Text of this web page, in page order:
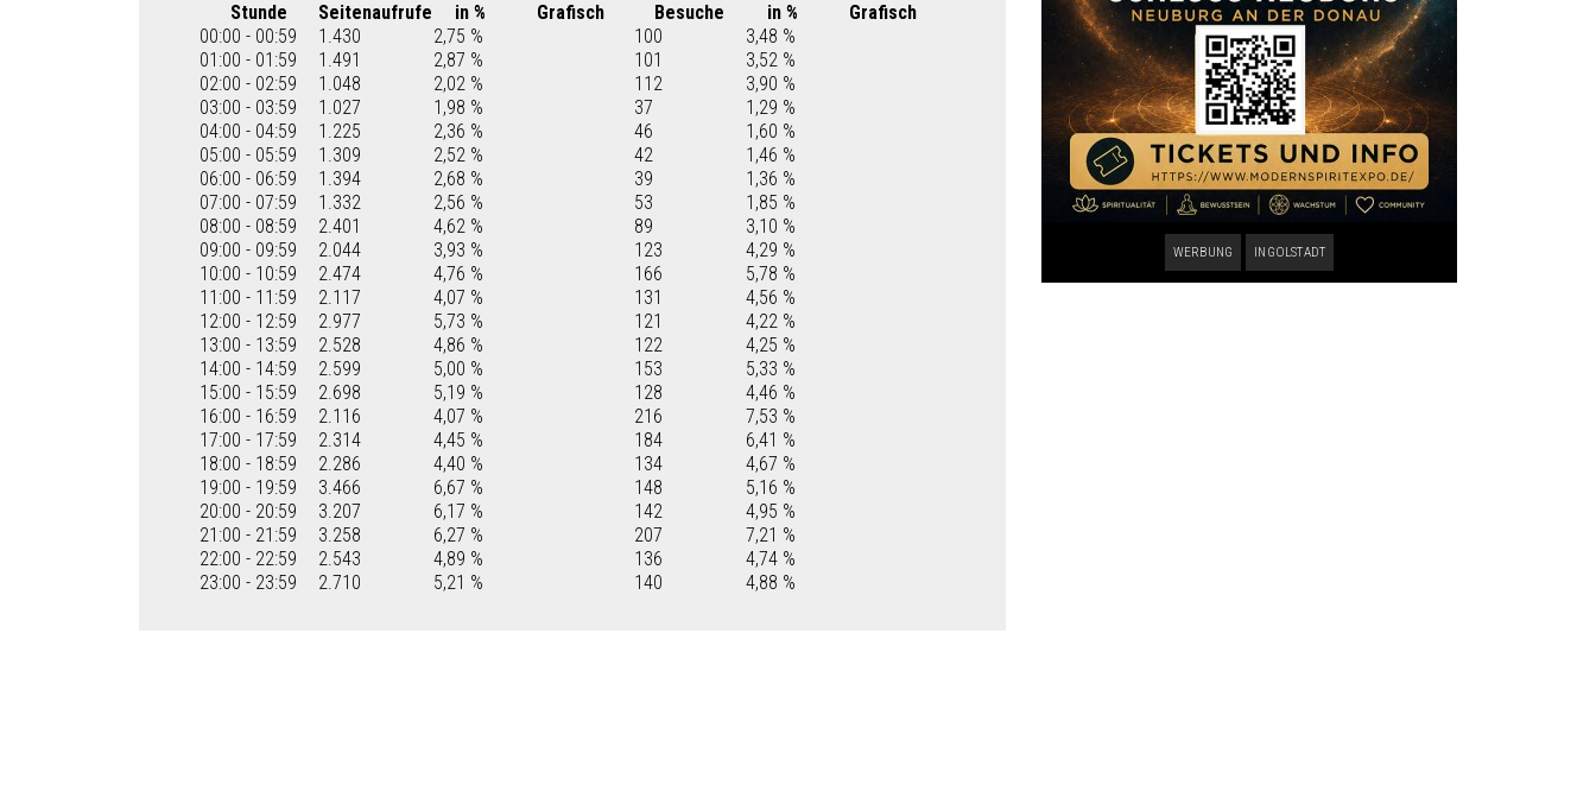
Stunde Seitenaufrufe in % Grafisch Besuche in %
Grafisch
00:00 - 00:59
1.430 2,75 % 100
3,48 %
01:00 - 01:59
1.491 2,87 % 101
3,52 %
02:00 - 02:59
1.048 2,02 % 112
3,90 %
03:00 - 03:59
1.027 1,98 % 37
1,29 %
04:00 - 04:59
1.225 2,36 % 46
1,60 %
05:00 - 05:59
1.309 2,52 % 42
1,46 %
06:00 - 06:59
1.394 2,68 % 39
1,36 %
07:00 - 07:59
1.332 2,56 % 53
1,85 %
08:00 - 08:59
2.401 4,62 % 89
3,10 %
09:00 - 09:59
2.044 3,93 % 123
4,29 %
10:00 - 10:59
2.474 4,76 % 166
5,78 %
11:00 - 11:59
2.117 4,07 % 131
4,56 %
12:00 - 12:59
2.977 5,73 % 121
4,22 %
13:00 - 13:59
2.528 4,86 % 122
4,25 %
14:00 - 14:59
2.599 5,00 % 153
5,33 %
15:00 - 15:59
2.698 5,19 % 128
4,46 %
16:00 - 16:59
2.116 4,07 % 216
7,53 %
17:00 - 17:59
2.314 4,45 % 184
6,41 %
18:00 - 18:59
2.286 4,40 % 134
4,67 %
19:00 - 19:59
3.466 6,67 % 148
5,16 %
20:00 - 20:59
3.207 6,17 % 142
4,95 %
21:00 - 21:59
3.258 6,27 % 207
7,21 %
22:00 - 22:59
2.543 4,89 % 136
4,74 %
23:00 - 23:59
2.710 5,21 % 140 4,88 %
WERBUNG INGOLSTADT